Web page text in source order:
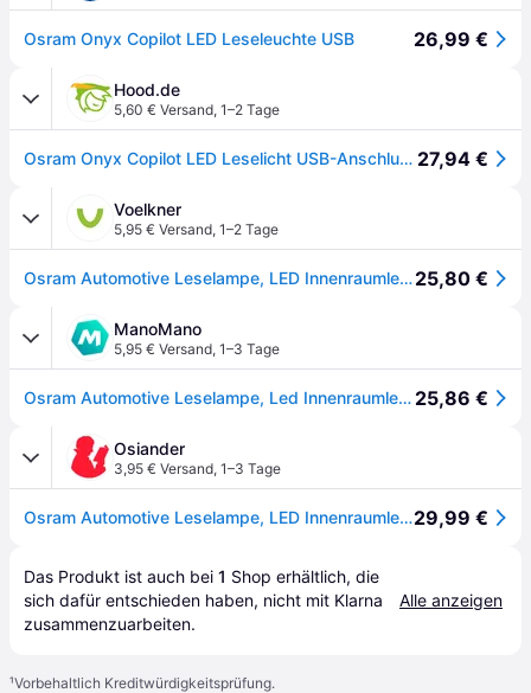
Osram Onyx Copilot LED Leseleuchte USB 26,99 €
Hood.de
5,60 € Versand, 1–2 Tage
Osram Onyx Copilot LED Leselicht USB-Anschluss 27,94 €
Voelkner
5,95 € Versand, 1–2 Tage
Osram Automotive Leselampe, LED Innenraumleuchte ONYX-USB ONYX COPILOT® USB LED 5V (L x B x H) 460 x 9 x 25mm Biegsamer Hals25,80 €
ManoMano
5,95 € Versand, 1–3 Tage
Osram Automotive Leselampe, Led Innenraumleuchte Onyx-usb Onyx Copilot® Usb Led 5 V (l X B X H) 460 25,86 €
Osiander
3,95 € Versand, 1–3 Tage
Osram Automotive Leselampe, LED Innenraumleuchte ONYX-USB ONYX COPILOT® USB LED 5 V (L x B x H) 460 x 9 x 25 mm Biegsamer Hals, Drehbar, Schwenkbar29,99 €
Das Produkt ist auch bei 1 Shop erhältlich, die
sich dafür entschieden haben, nicht mit Klarna
zusammenzuarbeiten.
Alle anzeigen
¹Vorbehaltlich Kreditwürdigkeitsprüfung.